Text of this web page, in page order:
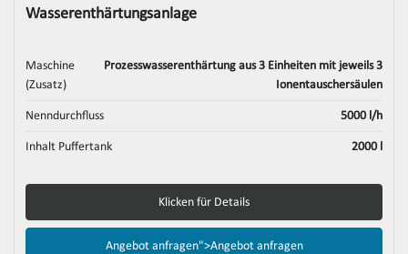
Wasserenthärtungsanlage
Maschine
(Zusatz)
Prozesswasserenthärtung aus 3 Einheiten mit jeweils 3
Ionentauschersäulen
Nenndurchfluss 5000 l/h
Inhalt Puffertank 2000 l
Klicken für Details
Angebot anfragen">Angebot anfragen